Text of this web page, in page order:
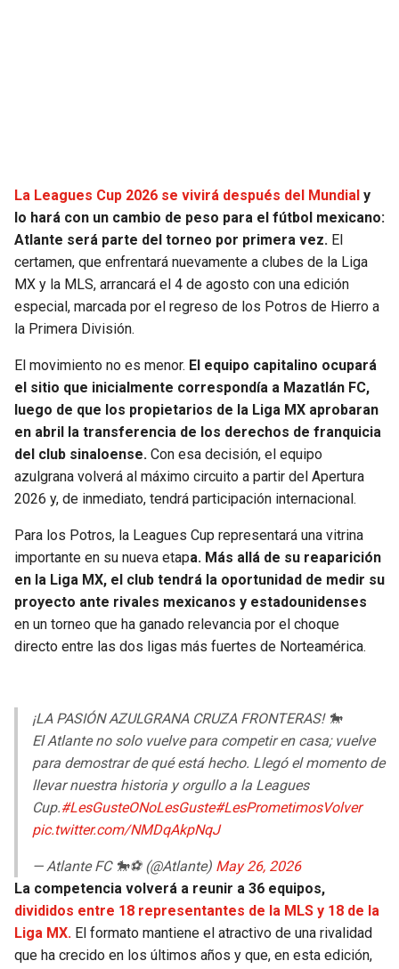
LIONS
PACKERS
VIKINGS
FALCONS
PANTHERS
SAINTS
BUCCANEERS
NUGGETS
TIMBERWOLVES
THUNDER
TRAIL BLAZERS
JAZZ
La Leagues Cup 2026 se vivirá después del Mundial y
lo hará con un cambio de peso para el fútbol mexicano:
Atlante será parte del torneo por primera vez. El
certamen, que enfrentará nuevamente a clubes de la Liga
MX y la MLS, arrancará el 4 de agosto con una edición
especial, marcada por el regreso de los Potros de Hierro a
la Primera División.
El movimiento no es menor. El equipo capitalino ocupará
el sitio que inicialmente correspondía a Mazatlán FC,
luego de que los propietarios de la Liga MX aprobaran
en abril la transferencia de los derechos de franquicia
del club sinaloense. Con esa decisión, el equipo
azulgrana volverá al máximo circuito a partir del Apertura
2026 y, de inmediato, tendrá participación internacional.
Para los Potros, la Leagues Cup representará una vitrina
importante en su nueva etapa. Más allá de su reaparición
en la Liga MX, el club tendrá la oportunidad de medir su
proyecto ante rivales mexicanos y estadounidenses
en un torneo que ha ganado relevancia por el choque
directo entre las dos ligas más fuertes de Norteamérica.
¡LA PASIÓN AZULGRANA CRUZA FRONTERAS! 🐎
El Atlante no solo vuelve para competir en casa; vuelve
para demostrar de qué está hecho. Llegó el momento de
llevar nuestra historia y orgullo a la Leagues
Cup.#LesGusteONoLesGuste#LesPrometimosVolver
pic.twitter.com/NMDqAkpNqJ
— Atlante FC 🐎⚽️ (@Atlante) May 26, 2026
La competencia volverá a reunir a 36 equipos,
divididos entre 18 representantes de la MLS y 18 de la
Liga MX. El formato mantiene el atractivo de una rivalidad
que ha crecido en los últimos años y que, en esta edición,